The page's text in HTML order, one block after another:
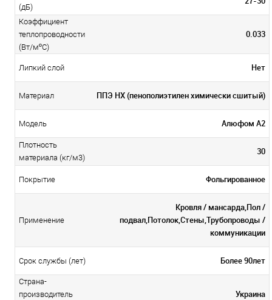
(дБ)
Коэффициент
теплопроводности
(Вт/мºС)
0.033
Липкий слой Нет
Материал ППЭ НХ (пенополиэтилен химически сшитый)
Модель Алюфом А2
Плотность
материала (кг/м3)
30
Покрытие Фольгированное
Применение
Кровля / мансарда,Пол /
подвал,Потолок,Стены,Трубопроводы /
коммуникации
Срок службы (лет) Более 90лет
Страна-
производитель
Украина